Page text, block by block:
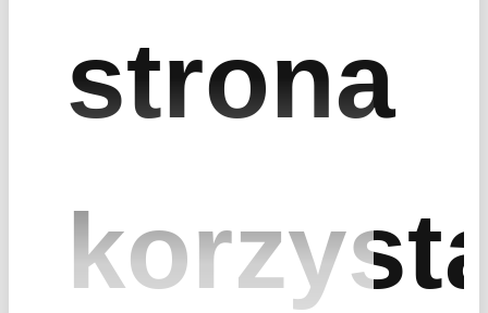
strona
* Uzupełnienie pól formularza kontaktowego stanowi zgodę na
Wyślij wiadomość